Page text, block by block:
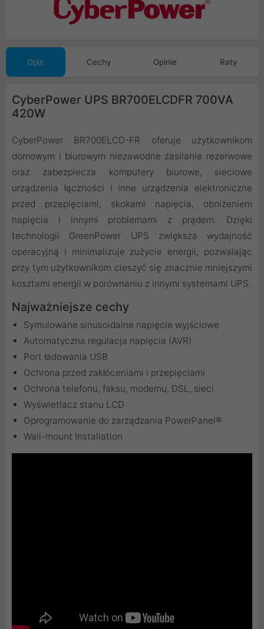
Opis Cechy Opinie Raty
CyberPower UPS BR700ELCDFR 700VA
420W
CyberPower BR700ELCD-FR oferuje użytkownikom
domowym i biurowym niezawodne zasilanie rezerwowe
oraz zabezpiecza komputery biurowe, sieciowe
urządzenia łączności i inne urządzenia elektroniczne
przed przepięciami, skokami napięcia, obniżeniem
napięcia i innymi problemami z prądem. Dzięki
technologii GreenPower UPS zwiększa wydajność
operacyjną i minimalizuje zużycie energii, pozwalając
przy tym użytkownikom cieszyć się znacznie mniejszymi
kosztami energii w porównaniu z innymi systemami UPS.
Najważniejsze cechy
Symulowane sinusoidalne napięcie wyjściowe
Automatyczna regulacja napięcia (AVR)
Port ładowania USB
Ochrona przed zakłóceniami i przepięciami
Ochrona telefonu, faksu, modemu, DSL, sieci
Wyświetlacz stanu LCD
Oprogramowanie do zarządzania PowerPanel®
Wall-mount Installation